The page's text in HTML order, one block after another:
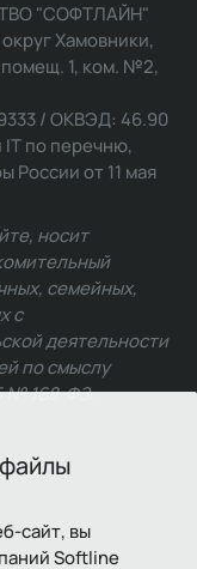
сайт, вы
Softline
"СОФТЛАЙН"
Хамовники,
помещ. 1, ком. №2,
/ ОКВЭД: 46.90
IT по перечню,
от 11 мая
носит
семейных,
с
деятельности
по смыслу
№ 168-ФЗ.